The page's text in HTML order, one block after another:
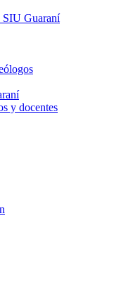
SIU Guaraní
y docentes